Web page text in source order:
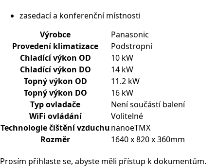
zasedací a konferenční místnosti
Výrobce
Panasonic
Provedení klimatizace
Podstropní
Chladící výkon OD
10 kW
Chladící výkon DO
14 kW
Topný výkon OD
11.2 kW
Topný výkon DO
16 kW
Typ ovladače
Není součástí balení
WiFi ovládání
Volitelné
Technologie čištění vzduchunanoeTMX
Rozměr
1640 x 820 x 360mm
Prosím přihlaste se, abyste měli přístup k dokumentům.